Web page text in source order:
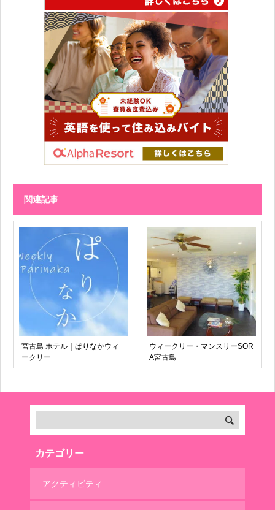
関連記事
宮古島 ホテル｜ぱりなかウィ
ークリー
ウィークリー・マンスリーSOR
A宮古島
カテゴリー
アクティビティ